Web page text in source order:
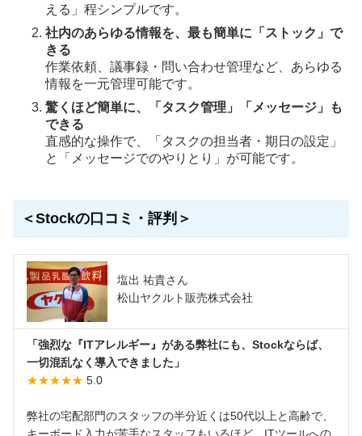
える」程シンプルです。
社内のあらゆる情報を、最も簡単に「ストック」で
きる
作業依頼、議事録・問い合わせ管理など、あらゆる
情報を一元管理可能です。
驚くほど簡単に、「タスク管理」「メッセージ」も
できる
直感的な操作で、「タスクの担当者・期日の設定」
と「メッセージでのやりとり」が可能です。
＜Stockの口コミ・評判＞
塩出 祐貴さん
松山ヤクルト販売株式会社
「強烈な『ITアレルギー』がある弊社にも、Stockならば、
一切混乱なく導入できました」
★★★★★ 5.0
弊社の宅配部門のスタッフの半分近くは50代以上と高齢で、